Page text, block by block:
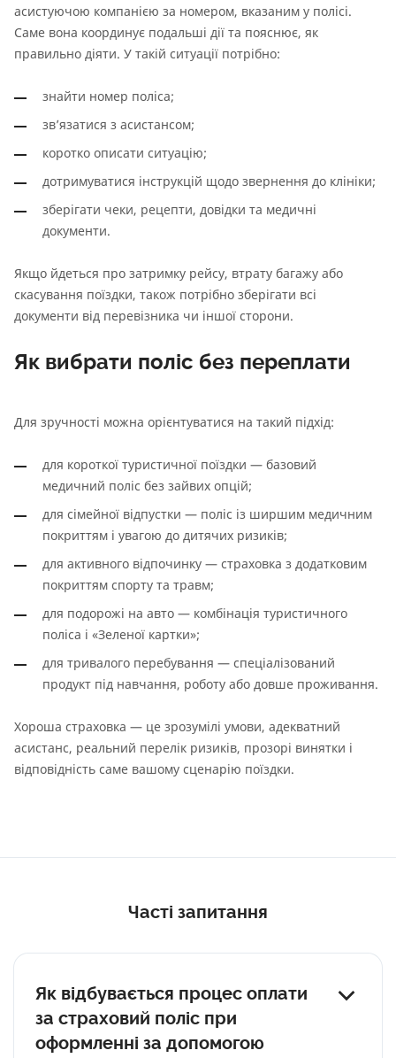
асистуючою компанією за номером, вказаним у полісі.
Саме вона координує подальші дії та пояснює, як
правильно діяти. У такій ситуації потрібно:
знайти номер поліса;
зв’язатися з асистансом;
коротко описати ситуацію;
дотримуватися інструкцій щодо звернення до клініки;
зберігати чеки, рецепти, довідки та медичні
документи.
Якщо йдеться про затримку рейсу, втрату багажу або
скасування поїздки, також потрібно зберігати всі
документи від перевізника чи іншої сторони.
Як вибрати поліс без переплати
Для зручності можна орієнтуватися на такий підхід:
для короткої туристичної поїздки — базовий
медичний поліс без зайвих опцій;
для сімейної відпустки — поліс із ширшим медичним
покриттям і увагою до дитячих ризиків;
для активного відпочинку — страховка з додатковим
покриттям спорту та травм;
для подорожі на авто — комбінація туристичного
поліса і «Зеленої картки»;
для тривалого перебування — спеціалізований
продукт під навчання, роботу або довше проживання.
Хороша страховка — це зрозумілі умови, адекватний
асистанс, реальний перелік ризиків, прозорі винятки і
відповідність саме вашому сценарію поїздки.
Часті запитання
Як відбувається процес оплати
за страховий поліс при
оформленні за допомогою